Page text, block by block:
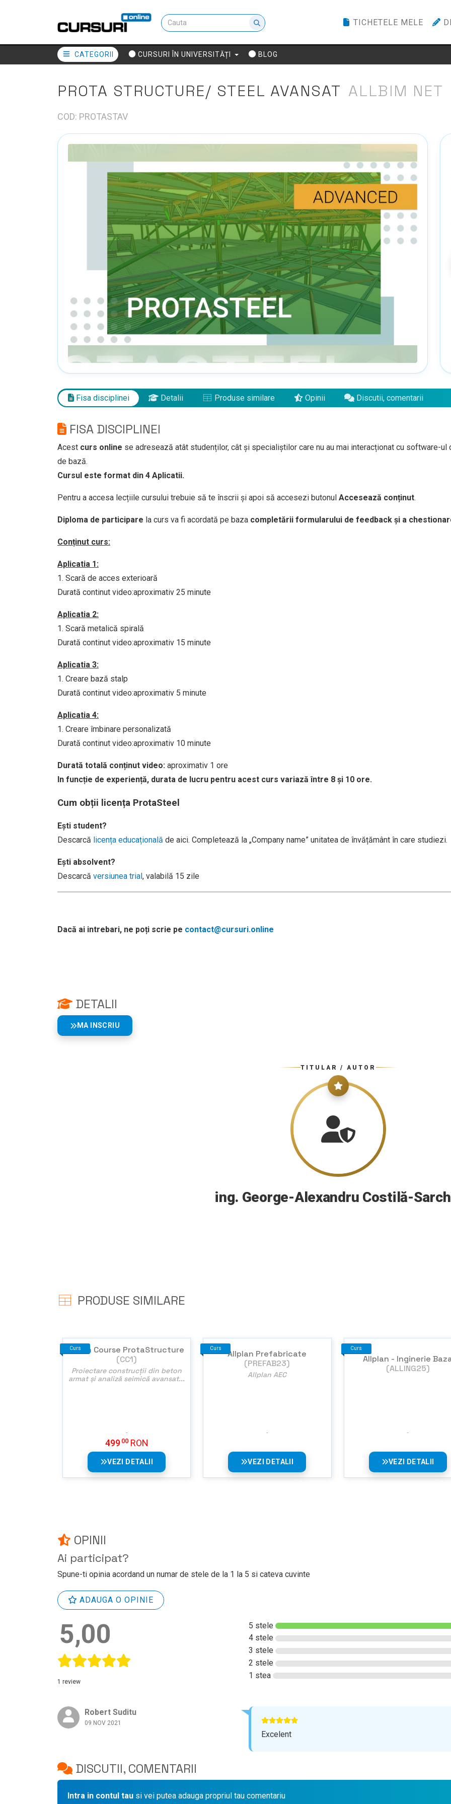
TICHETELE MELE
CATEGORII CURSURI ÎN UNIVERSITĂȚI BLOG
PROTA STRUCTURE/ STEEL AVANSAT ALLBIM NET
COD: PROTASTAV
Fisa disciplinei Detalii Produse similare Opinii Discutii, comentarii
FISA DISCIPLINEI
Acest curs online se adresează atât studenților, cât și specialiștilor care nu au mai interacționat cu software-
de bază.
Cursul este format din 4 Aplicatii.
Pentru a accesa lecțiile cursului trebuie să te înscrii și apoi să accesezi butonul Accesează conținut.
Diploma de participare la curs va fi acordată pe baza completării formularului de feedback și a
Conținut curs:
Aplicatia 1:
1. Scară de acces exterioară
Durată continut video:aproximativ 25 minute
Aplicatia 2:
1. Scară metalică spirală
Durată continut video:aproximativ 15 minute
Aplicatia 3:
1. Creare bază stalp
Durată continut video:aproximativ 5 minute
Aplicatia 4:
1. Creare îmbinare personalizată
Durată continut video:aproximativ 10 minute
Durată totală conținut video: aproximativ 1 ore
In funcție de experiență, durata de lucru pentru acest curs variază între 8 și 10 ore.
Cum obții licența ProtaSteel
Ești student?
Descarcă licența educațională de aici. Completează la „Company name” unitatea de învățământ în care studiezi.
Ești absolvent?
Descarcă versiunea trial, valabilă 15 zile
Dacă ai intrebari, ne poți scrie pe contact@cursuri.online
DETALII
MA INSCRIU
TITULAR / AUTOR
ing. George-Alexandru Costilă-
PRODUSE SIMILARE
Curs
Crash Course ProtaStructure
(CC1)
Proiectare construcții din beton
armat și analiză seimică avansat...
499 00 RON
VEZI DETALII
Curs
Allplan Prefabricate
(PREFAB23)
Allplan AEC
VEZI DETALII
Curs
Allplan - Inginerie
(ALLING25)
VEZI DETALII
OPINII
Ai participat?
Spune-ti opinia acordand un numar de stele de la 1 la 5 si cateva cuvinte
ADAUGA O OPINIE
5,00
1 review
5 stele
4 stele
3 stele
2 stele
1 stea
Robert Suditu
09 NOV 2021
Excelent
DISCUTII, COMENTARII
Intra in contul tau si vei putea adauga propriul tau comentariu